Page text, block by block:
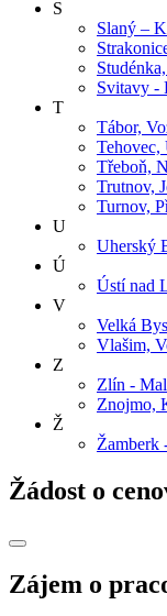
S
Slaný –
Svitavy -
T
Tábor,
Tehovec,
Třeboň,
Trutnov,
Turnov,
U
Uherský
Ú
Ústí nad
V
Velká
Vlašim,
Z
Zlín -
Znojmo,
Ž
Žamberk
Žádost o
Zájem o